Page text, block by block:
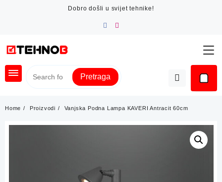
Dobro došli u svijet tehnike!
Pretraga
Home Proizvodi Vanjska Podna Lampa KAVERI Antracit 60cm